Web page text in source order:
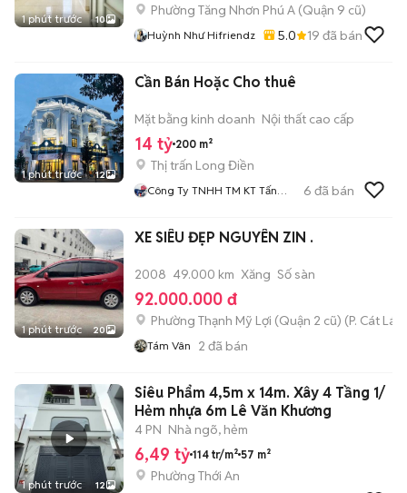
1 phút trước 10
Phường Tăng Nhơn Phú A (Quận 9 cũ)
Huỳnh Như Hifriendz 5.0 19 đã bán
1 phút trước 12
Cần Bán Hoặc Cho thuê
Mặt bằng kinh doanh Nội thất cao cấp
14 tỷ 200 m²
Thị trấn Long Điền
Công Ty TNHH TM KT Tấn
6 đã bán
1 phút trước 20
XE SIÊU ĐẸP NGUYÊN ZIN .
2008 49.000 km Xăng Số sàn
92.000.000 đ
Phường Thạnh Mỹ Lợi (Quận 2 cũ) (P. Cát Lái
Tám Vân 2 đã bán
1 phút trước 12
Siêu Phẩm 4,5m x 14m. Xây 4 Tầng 1/
Hẻm nhựa 6m Lê Văn Khương
4 PN Nhà ngõ, hẻm
6,49 tỷ 114 tr/m² 57 m²
Phường Thới An